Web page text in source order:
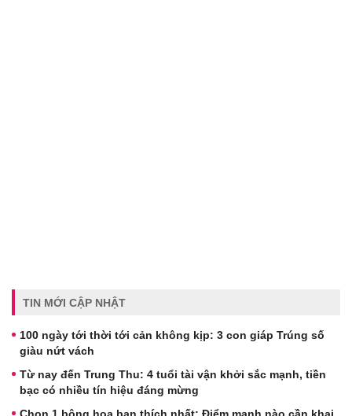
TIN MỚI CẬP NHẬT
100 ngày tới thời tới cản không kịp: 3 con giáp Trúng số
giàu nứt vách
Từ nay đến Trung Thu: 4 tuổi tài vận khởi sắc mạnh, tiền
bạc có nhiều tín hiệu đáng mừng